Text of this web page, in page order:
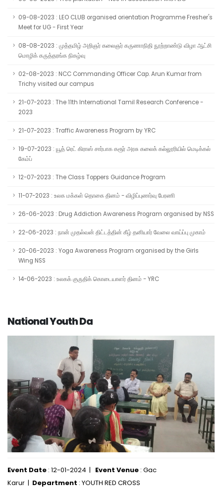
09-08-2023 : LEO CLUB organised orientation Programme Fresher's
Meet for UG - First Year
08-08-2023 : முத்தமிழ் அறிஞர் கலைஞர் கருணாநிதி நூற்றாண்டு விழா ஆட்சி
மொழிக் கருத்தரங்க நிகழ்வு
02-08-2023 : NCC Commanding Officer Cap. Arun Kumar from
Trichy visited our campus
21-07-2023 : The 11th International Tamil Research Conference -
2023
21-07-2023 : Traffic Awareness Program by YRC
19-07-2023 : யூத் ரெட் கிராஸ் சார்பாக கரூர் அரசு கலைக் கல்லூரியில் மெடிக்கல்
கேம்ப்
12-07-2023 : The Class Toppers Guidance Program
11-07-2023 : உலக மக்கள் தொகை தினம் - விழிப்புணர்வு பேரணி
26-06-2023 : Drug Addiction Awareness Program organised by NSS
22-06-2023 : நான் முதல்வன் திட்டத்தின் கீழ் தனியார் வேலை வாய்ப்பு முகாம்
20-06-2023 : Yoga Awareness Program organised by the Girls
Wing NSS
14-06-2023 : உலகக் குருதிக் கொடையாளர் தினம் - YRC
National Youth Da
Event Date : 12-01-2024 | Event Venue : Gac
Karur | Department : YOUTH RED CROSS